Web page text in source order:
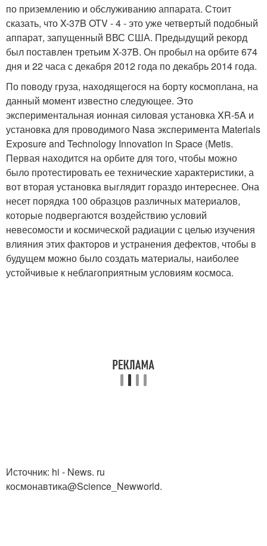
по приземлению и обслуживанию аппарата. Стоит
сказать, что X-37B OTV - 4 - это уже четвертый подобный
аппарат, запущенный ВВС США. Предыдущий рекорд
был поставлен третьим X-37B. Он пробыл на орбите 674
дня и 22 часа с декабря 2012 года по декабрь 2014 года.
По поводу груза, находящегося на борту космоплана, на
данный момент известно следующее. Это
экспериментальная ионная силовая установка XR-5A и
установка для проводимого Nasa эксперимента Materials
Exposure and Technology Innovation in Space (Metis.
Первая находится на орбите для того, чтобы можно
было протестировать ее технические характеристики, а
вот вторая установка выглядит гораздо интереснее. Она
несет порядка 100 образцов различных материалов,
которые подвергаются воздействию условий
невесомости и космической радиации с целью изучения
влияния этих факторов и устранения дефектов, чтобы в
будущем можно было создать материалы, наиболее
устойчивые к неблагоприятным условиям космоса.
Источник: hi - News. ru
космонавтика@Science_Newworld.